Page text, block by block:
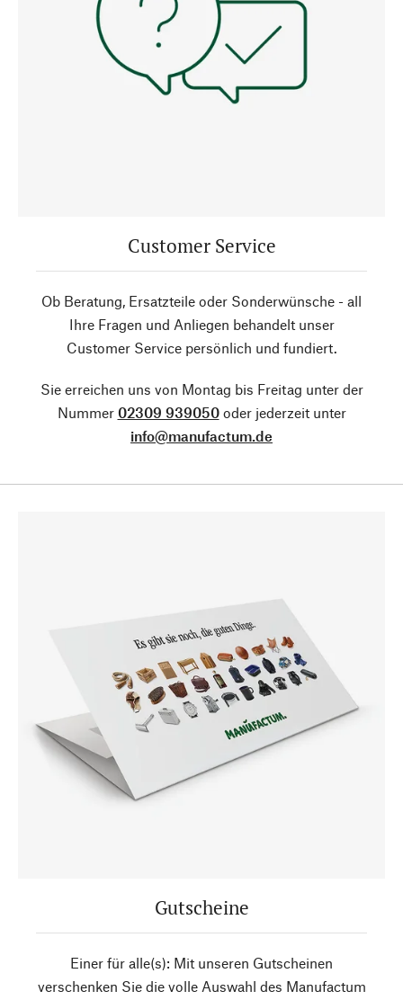
Customer Service
Ob Beratung, Ersatzteile oder Sonderwünsche - all
Ihre Fragen und Anliegen behandelt unser
Customer Service persönlich und fundiert.
Sie erreichen uns von Montag bis Freitag unter der
Nummer 02309 939050oder jederzeit unter
info@manufactum.de
Gutscheine
Einer für alle(s): Mit unseren Gutscheinen
verschenken Sie die volle Auswahl des Manufactum